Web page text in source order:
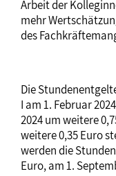
Arbeit der
mehr
des
Die
I am 1. Februar
2024 um weitere
weitere 0,35 Euro
werden die
Euro, am 1.